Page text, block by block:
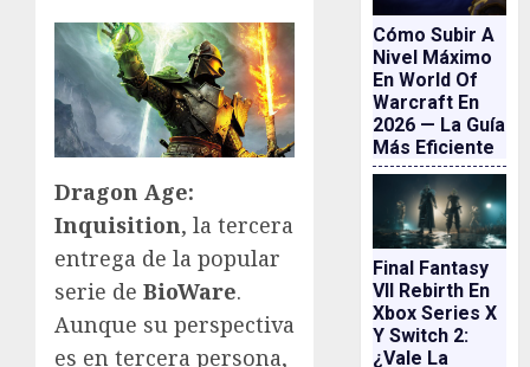
Dragon Age:
Inquisition, la tercera
entrega de la popular
serie de BioWare.
Aunque su perspectiva
es en tercera persona,
Cómo Subir A
Nivel Máximo
En World Of
Warcraft En
2026 — La Guía
Más Eficiente
Final Fantasy
VII Rebirth En
Xbox Series X
Y Switch 2:
¿vale La